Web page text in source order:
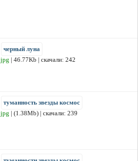
черный луна
jpg | 46.77Kb | скачали: 242
туманность звезды космос
jpg | (1.38Mb) | скачали: 239